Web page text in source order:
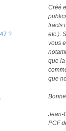
Créé
tracts
etc.).
vous
que la
que
Jean-
PCF